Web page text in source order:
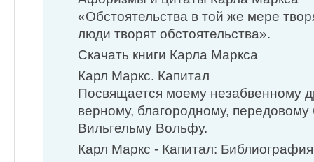
«Обстоятельства в той же мере
люди творят обстоятельства».
Скачать книги Карла Маркса
Карл Маркс. Капитал
Посвящается моему незабвенному
верному, благородному,
Вильгельму Вольфу.
Карл Маркс - Капитал: Библиография